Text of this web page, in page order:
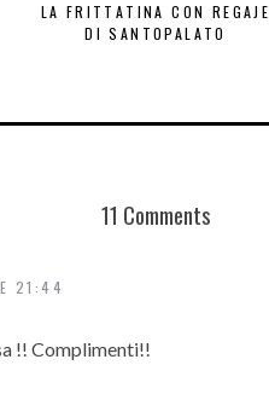
LA FRITTATINA CON REGAJE
DI SANTOPALATO
11 Comments
21:44
!! Complimenti!!